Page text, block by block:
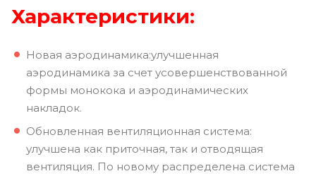
Характеристики:
Новая аэродинамика:улучшенная
аэродинамика за счет усовершенствованной
формы монокока и аэродинамических
накладок.
Обновленная вентиляционная система:
улучшена как приточная, так и отводящая
вентиляция. По новому распределена система